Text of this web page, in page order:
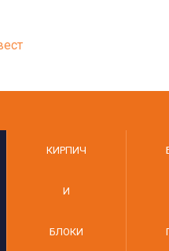
КИРПИЧ
И
БЛОКИ